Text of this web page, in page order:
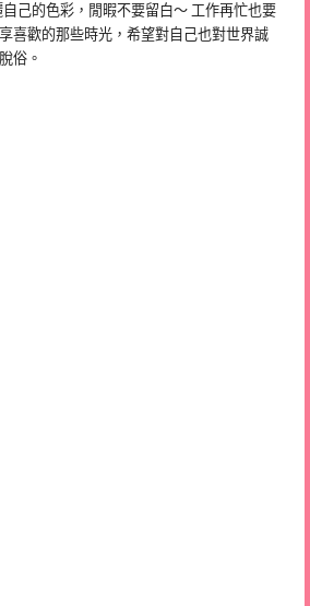
己的色彩，閒暇不要留白～ 工作再忙也要
喜歡的那些時光，希望對自己也對世界誠
俗。